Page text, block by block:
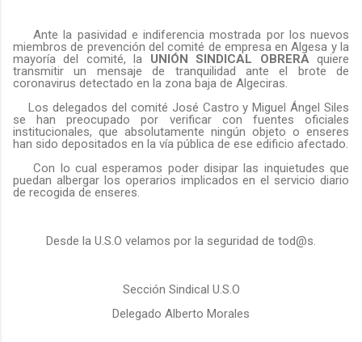
Ante la pasividad e indiferencia mostrada por los nuevos
miembros de prevención del comité de empresa en Algesa y la
mayoría del comité, la UNIÓN SINDICAL OBRERAquiere
transmitir un mensaje de tranquilidad ante el brote de
coronavirus detectado en la zona baja de Algeciras.
Los delegados del comité José Castro y Miguel Ángel Siles
se han preocupado por verificar con fuentes oficiales
institucionales, que absolutamente ningún objeto o enseres
han sido depositados en la vía pública de ese edificio afectado.
Con lo cual esperamos poder disipar las inquietudes que
puedan albergar los operarios implicados en el servicio diario
de recogida de enseres.
Desde la U.S.O velamos por la seguridad de tod@s.
Sección Sindical U.S.O
Delegado Alberto Morales